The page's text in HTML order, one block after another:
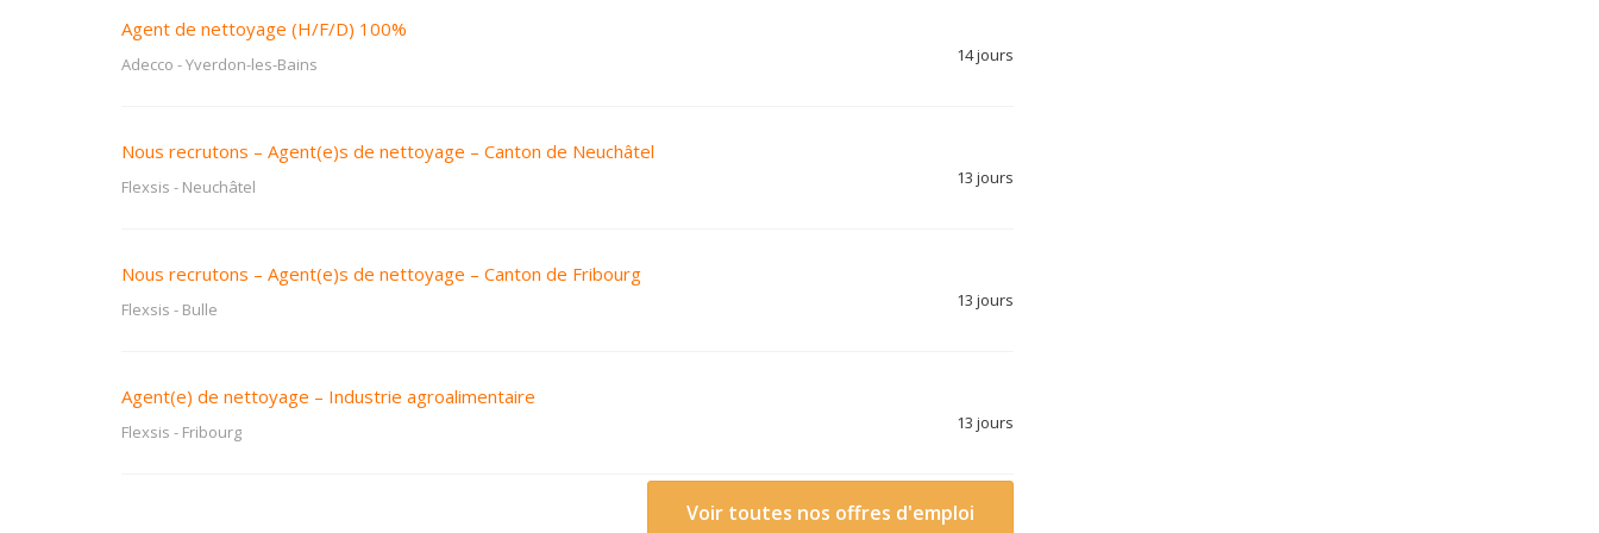
Agent de nettoyage (H/F/D) 100%
Adecco -Yverdon-les-Bains 14 jours
Nous recrutons – Agent(e)s de nettoyage – Canton de Neuchâtel
Flexsis - Neuchâtel 13 jours
Nous recrutons – Agent(e)s de nettoyage – Canton de Fribourg
Flexsis - Bulle 13 jours
Agent(e) de nettoyage – Industrie agroalimentaire
Flexsis - Fribourg 13 jours
Voir toutes nos offres d'emploi